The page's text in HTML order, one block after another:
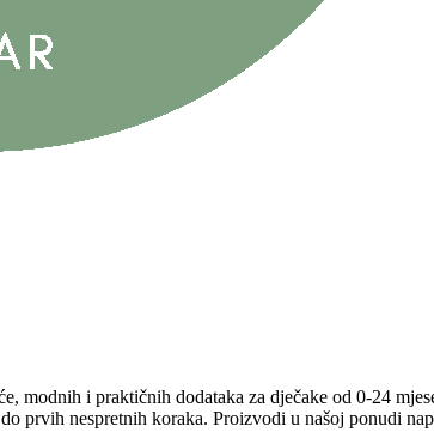
modnih i praktičnih dodataka za dječake od 0-24
prvih nespretnih koraka. Proizvodi u našoj ponudi